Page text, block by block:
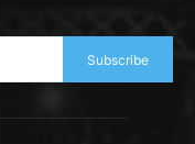
Subscribe